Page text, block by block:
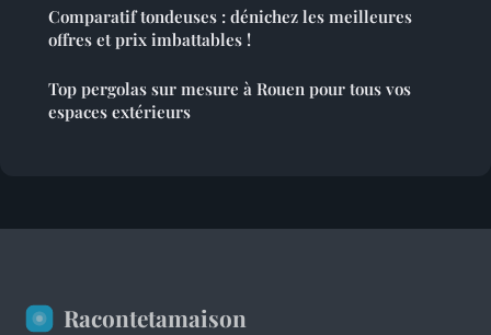
Comparatif tondeuses : dénichez les meilleures
offres et prix imbattables !
Top pergolas sur mesure à Rouen pour tous vos
espaces extérieurs
Racontetamaison